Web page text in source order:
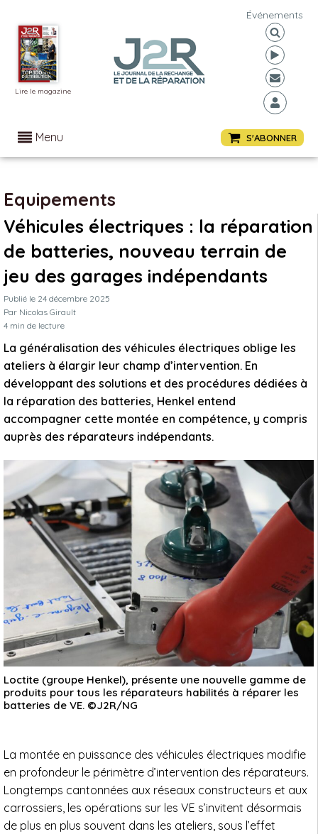
Lire le magazine
Événements
Menu S'ABONNER
Equipements
Véhicules électriques : la réparation
de batteries, nouveau terrain de
jeu des garages indépendants
Publié le 24 décembre 2025
Par Nicolas Girault
4 min de lecture
La généralisation des véhicules électriques oblige les
ateliers à élargir leur champ d’intervention. En
développant des solutions et des procédures dédiées à
la réparation des batteries, Henkel entend
accompagner cette montée en compétence, y compris
auprès des réparateurs indépendants.
Loctite (groupe Henkel), présente une nouvelle gamme de
produits pour tous les réparateurs habilités à réparer les
batteries de VE. ©J2R/NG
La montée en puissance des véhicules électriques modifie
en profondeur le périmètre d’intervention des réparateurs.
Longtemps cantonnées aux réseaux constructeurs et aux
carrossiers, les opérations sur les VE s’invitent désormais
de plus en plus souvent dans les ateliers, sous l’effet